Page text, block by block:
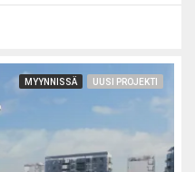
MYYNNISSÄ UUSI PROJEKTI